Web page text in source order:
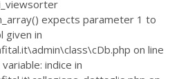
expects parameter 1 to
given in
on line
indice in